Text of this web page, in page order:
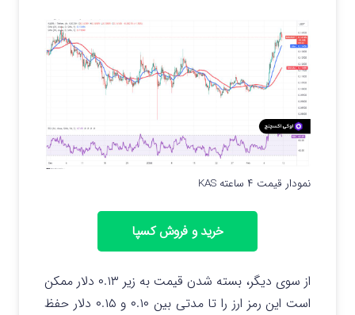
نمودار قیمت ۴ ساعته KAS
خرید و فروش کسپا
از سوی دیگر، بسته شدن قیمت به زیر ۰.۱۳ دلار ممکن
است این رمز ارز را تا مدتی بین ۰.۱۰ و ۰.۱۵ دلار حفظ